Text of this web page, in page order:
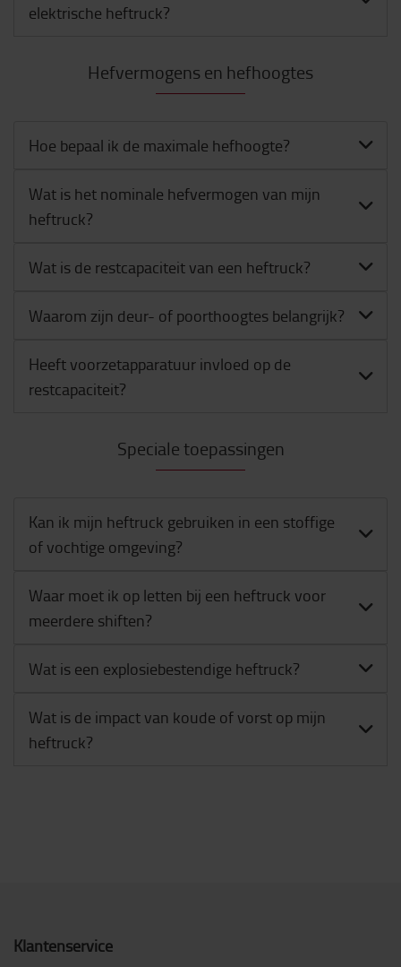
elektrische heftruck?
Hefvermogens en hefhoogtes
Hoe bepaal ik de maximale hefhoogte?
Wat is het nominale hefvermogen van mijn
heftruck?
Wat is de restcapaciteit van een heftruck?
Waarom zijn deur- of poorthoogtes belangrijk?
Heeft voorzetapparatuur invloed op de
restcapaciteit?
Speciale toepassingen
Kan ik mijn heftruck gebruiken in een stoffige
of vochtige omgeving?
Waar moet ik op letten bij een heftruck voor
meerdere shiften?
Wat is een explosiebestendige heftruck?
Wat is de impact van koude of vorst op mijn
heftruck?
Klantenservice